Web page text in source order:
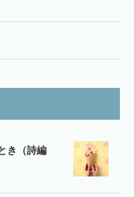
き（詩編